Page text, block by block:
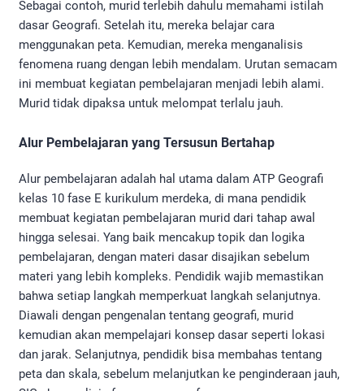
Sebagai contoh, murid terlebih dahulu memahami istilah
dasar Geografi. Setelah itu, mereka belajar cara
menggunakan peta. Kemudian, mereka menganalisis
fenomena ruang dengan lebih mendalam. Urutan semacam
ini membuat kegiatan pembelajaran menjadi lebih alami.
Murid tidak dipaksa untuk melompat terlalu jauh.
Alur Pembelajaran yang Tersusun Bertahap
Alur pembelajaran adalah hal utama dalam ATP Geografi
kelas 10 fase E kurikulum merdeka, di mana pendidik
membuat kegiatan pembelajaran murid dari tahap awal
hingga selesai. Yang baik mencakup topik dan logika
pembelajaran, dengan materi dasar disajikan sebelum
materi yang lebih kompleks. Pendidik wajib memastikan
bahwa setiap langkah memperkuat langkah selanjutnya.
Diawali dengan pengenalan tentang geografi, murid
kemudian akan mempelajari konsep dasar seperti lokasi
dan jarak. Selanjutnya, pendidik bisa membahas tentang
peta dan skala, sebelum melanjutkan ke penginderaan jauh,